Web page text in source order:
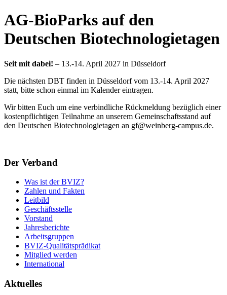
AG-BioParks auf den
Deutschen Biotechnologietagen
Seit mit dabei! – 13.-14. April 2027 in Düsseldorf
Die nächsten DBT finden in Düsseldorf vom 13.-14. April 2027
statt, bitte schon einmal im Kalender eintragen.
Wir bitten Euch um eine verbindliche Rückmeldung bezüglich einer
kostenpflichtigen Teilnahme an unserem Gemeinschaftsstand auf
den Deutschen Biotechnologietagen an gf@weinberg-campus.de.
Der Verband
Was ist der BVIZ?
Zahlen und Fakten
Leitbild
Geschäftsstelle
Vorstand
Jahresberichte
Arbeitsgruppen
BVIZ-Qualitätsprädikat
Mitglied werden
International
Aktuelles